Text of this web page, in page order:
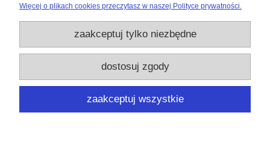
Moje konto
Informacje
Użytkowanie sklepu oznacza zgodę na wykorzystywanie plików cookies.
Szczegółowe informacje wPolityce prywatności
Laboratorium Diagnostyki Molekularnej "Bio-Genetik" NZOZ
50-525 WROCŁAW | woj. dolnośląskie | tel.:512863322
Więcej o plikach cookies przeczytasz w naszej Polityce prywatności.
zaakceptuj tylko niezbędne
dostosuj zgody
zaakceptuj wszystkie